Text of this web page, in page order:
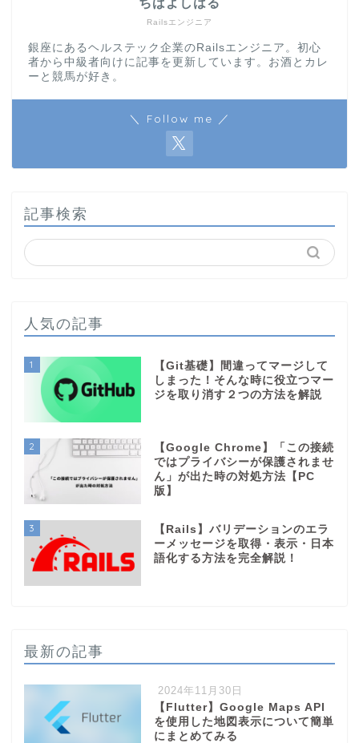
Railsエンジニア
ちばよしはる
銀座にあるヘルステック企業のRailsエンジニア。初心
者から中級者向けに記事を更新しています。お酒とカレ
ーと競馬が好き。
＼ Follow me ／
記事検索
人気の記事
1
【Git基礎】間違ってマージして
しまった！そんな時に役立つマー
ジを取り消す２つの方法を解説
2
【Google Chrome】「この接続
ではプライバシーが保護されませ
ん」が出た時の対処方法【PC
版】
3
【Rails】バリデーションのエラ
ーメッセージを取得・表示・日本
語化する方法を完全解説！
最新の記事
2024年11月30日
【Flutter】Google Maps API
を使用した地図表示について簡単
にまとめてみる